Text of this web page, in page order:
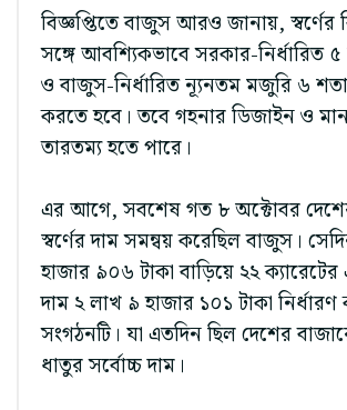
বিজ্ঞপ্তিতে বাজুস আরও জানায়, স্বর্ণের
সঙ্গে আবশ্যিকভাবে সরকার-নির্ধারিত
ও বাজুস-নির্ধারিত ন্যূনতম মজুরি ৬
করতে হবে। তবে গহনার ডিজাইন ও
তারতম্য হতে পারে।
এর আগে, সবশেষ গত ৮ অক্টোবর
স্বর্ণের দাম সমন্বয় করেছিল বাজুস।
হাজার ৯০৬ টাকা বাড়িয়ে ২২ ক্যারেটের
দাম ২ লাখ ৯ হাজার ১০১ টাকা
সংগঠনটি। যা এতদিন ছিল দেশের
ধাতুর সর্বোচ্চ দাম।